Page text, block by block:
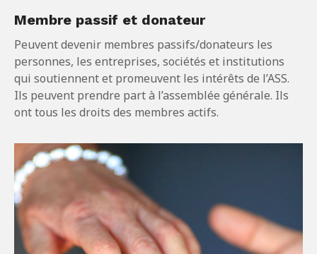
Membre passif et donateur
Peuvent devenir membres passifs/donateurs les
personnes, les entreprises, sociétés et institutions
qui soutiennent et promeuvent les intérêts de l’ASS.
Ils peuvent prendre part à l’assemblée générale. Ils
ont tous les droits des membres actifs.